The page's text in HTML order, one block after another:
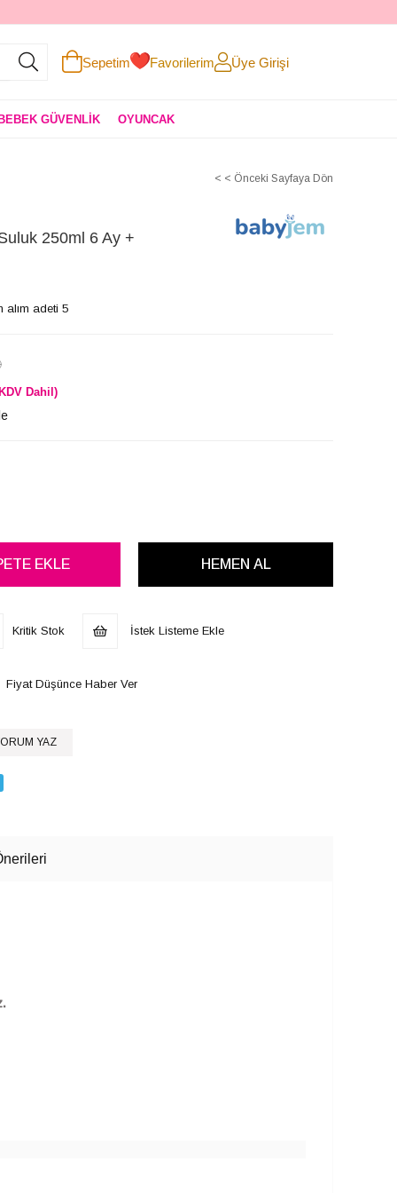
Sepetim Favorilerim Üye Girişi
GÜVENLİK OYUNCAK
< < Önceki Sayfaya Dön
250ml 6 Ay +
alım adeti 5
Dahil)
Kritik Stok İstek Listeme Ekle
Fiyat Düşünce Haber Ver
YAZ